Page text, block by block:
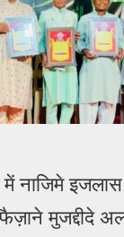
में नाजिमे
मुजद्दीदे